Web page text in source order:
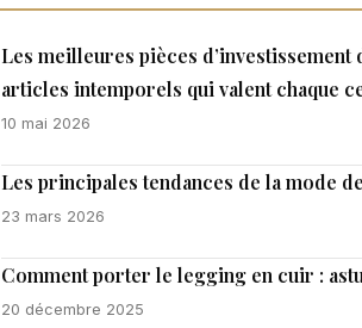
Les meilleures pièces d’investissement
articles intemporels qui valent chaque
10 mai 2026
Les principales tendances de la mode
23 mars 2026
Comment porter le legging en cuir :
20 décembre 2025